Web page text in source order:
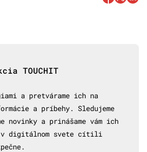
TOUCHIT
a pretvárame ich na
a príbehy. Sledujeme
novinky a prinášame vám ich
digitálnom svete cítili